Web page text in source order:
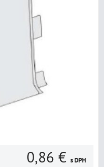
0,86 € s DPH